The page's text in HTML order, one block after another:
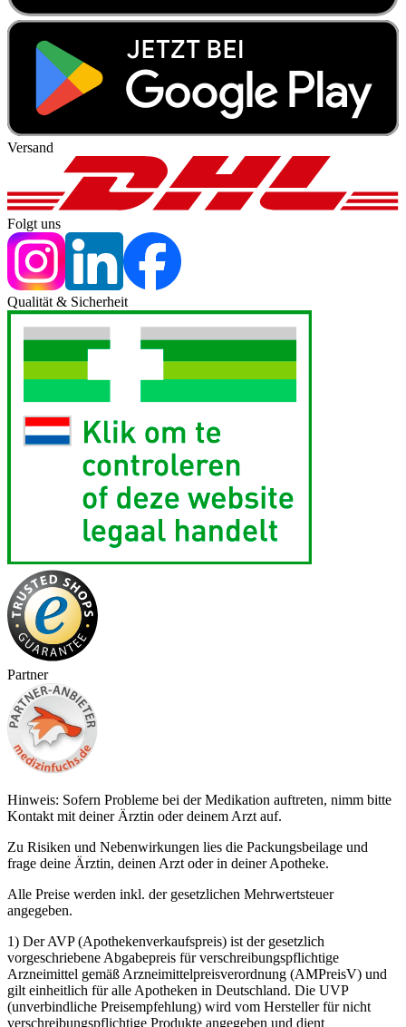
Versand
Folgt uns
Qualität & Sicherheit
Partner
Hinweis: Sofern Probleme bei der Medikation auftreten, nimm bitte
Kontakt mit deiner Ärztin oder deinem Arzt auf.
Zu Risiken und Nebenwirkungen lies die Packungsbeilage und
frage deine Ärztin, deinen Arzt oder in deiner Apotheke.
Alle Preise werden inkl. der gesetzlichen Mehrwertsteuer
angegeben.
1) Der AVP (Apothekenverkaufspreis) ist der gesetzlich
vorgeschriebene Abgabepreis für verschreibungspflichtige
Arzneimittel gemäß Arzneimittelpreisverordnung (AMPreisV) und
gilt einheitlich für alle Apotheken in Deutschland. Die UVP
(unverbindliche Preisempfehlung) wird vom Hersteller für nicht
verschreibungspflichtige Produkte angegeben und dient